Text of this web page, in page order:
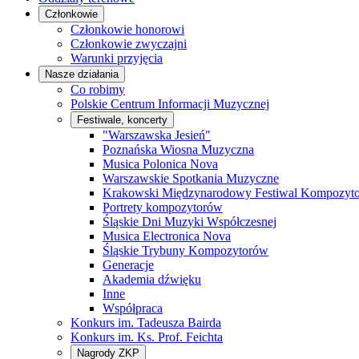
Członkowie
Członkowie honorowi
Członkowie zwyczajni
Warunki przyjęcia
Nasze działania
Co robimy
Polskie Centrum Informacji Muzycznej
Festiwale, koncerty
"Warszawska Jesień"
Poznańska Wiosna Muzyczna
Musica Polonica Nova
Warszawskie Spotkania Muzyczne
Krakowski Międzynarodowy Festiwal
Portrety kompozytorów
Śląskie Dni Muzyki Współczesnej
Musica Electronica Nova
Śląskie Trybuny Kompozytorów
Generacje
Akademia dźwięku
Inne
Współpraca
Konkurs im. Tadeusza Bairda
Konkurs im. Ks. Prof. Feichta
Nagrody ZKP